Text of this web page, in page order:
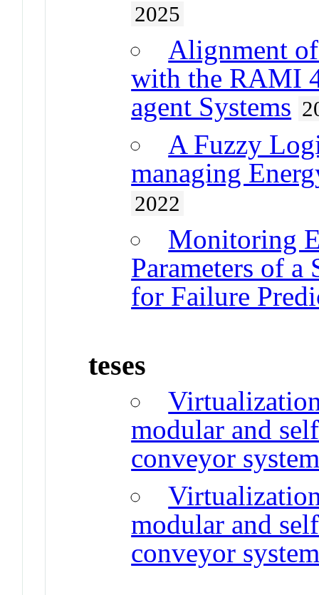
2025
Alignment
with the RAMI
agent Systems
A Fuzzy
managing
2022
Monitoring
Parameters of
for Failure
teses
modular and
conveyor
modular and
conveyor